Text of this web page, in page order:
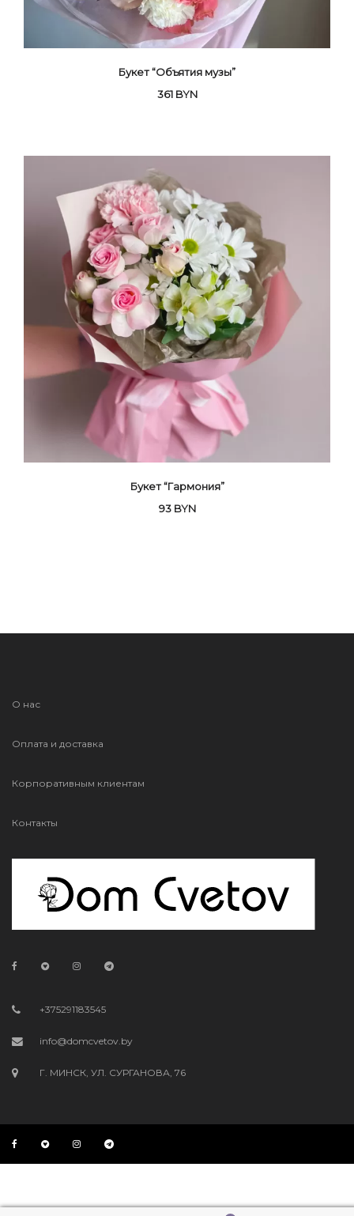
Букет “Объятия музы”
361 BYN
Букет “Гармония”
93 BYN
О нас
Оплата и доставка
Корпоративным клиентам
Контакты
+375291183545
info@domcvetov.by
Г. МИНСК, УЛ. СУРГАНОВА, 76